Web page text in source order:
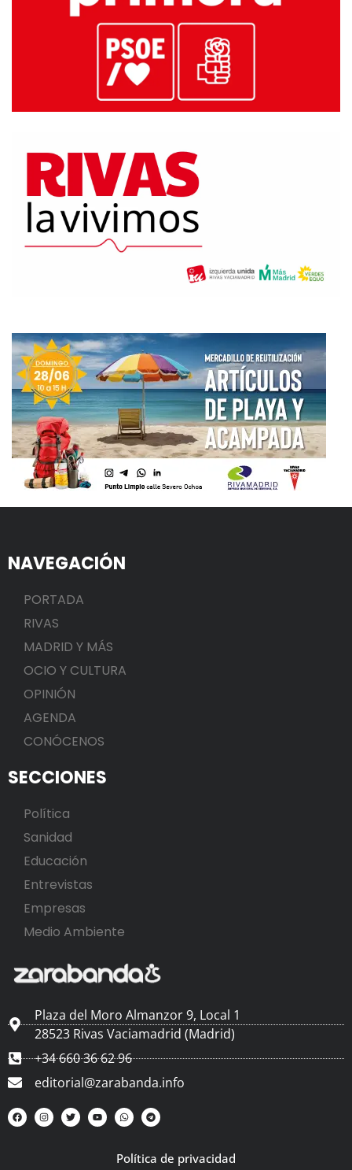
NAVEGACIÓN
PORTADA
RIVAS
MADRID Y MÁS
OCIO Y CULTURA
OPINIÓN
AGENDA
CONÓCENOS
SECCIONES
Política
Sanidad
Educación
Entrevistas
Empresas
Medio Ambiente
Plaza del Moro Almanzor 9, Local 1
28523 Rivas Vaciamadrid (Madrid)
+34 660 36 62 96
editorial@zarabanda.info
Política de privacidad